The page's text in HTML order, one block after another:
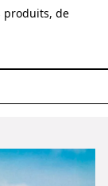
produits, de